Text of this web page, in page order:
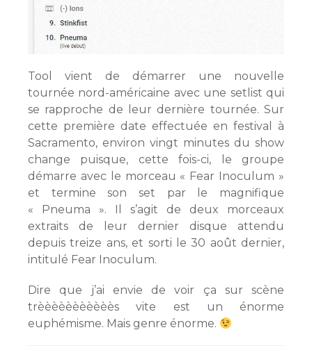
Tool vient de démarrer une nouvelle
tournée nord-américaine avec une setlist qui
se rapproche de leur dernière tournée. Sur
cette première date effectuée en festival à
Sacramento, environ vingt minutes du show
change puisque, cette fois-ci, le groupe
démarre avec le morceau « Fear Inoculum »
et termine son set par le magnifique
« Pneuma ». Il s’agit de deux morceaux
extraits de leur dernier disque attendu
depuis treize ans, et sorti le 30 août dernier,
intitulé Fear Inoculum.
Dire que j’ai envie de voir ça sur scène
trèèèèèèèèèèès vite est un énorme
euphémisme. Mais genre énorme.